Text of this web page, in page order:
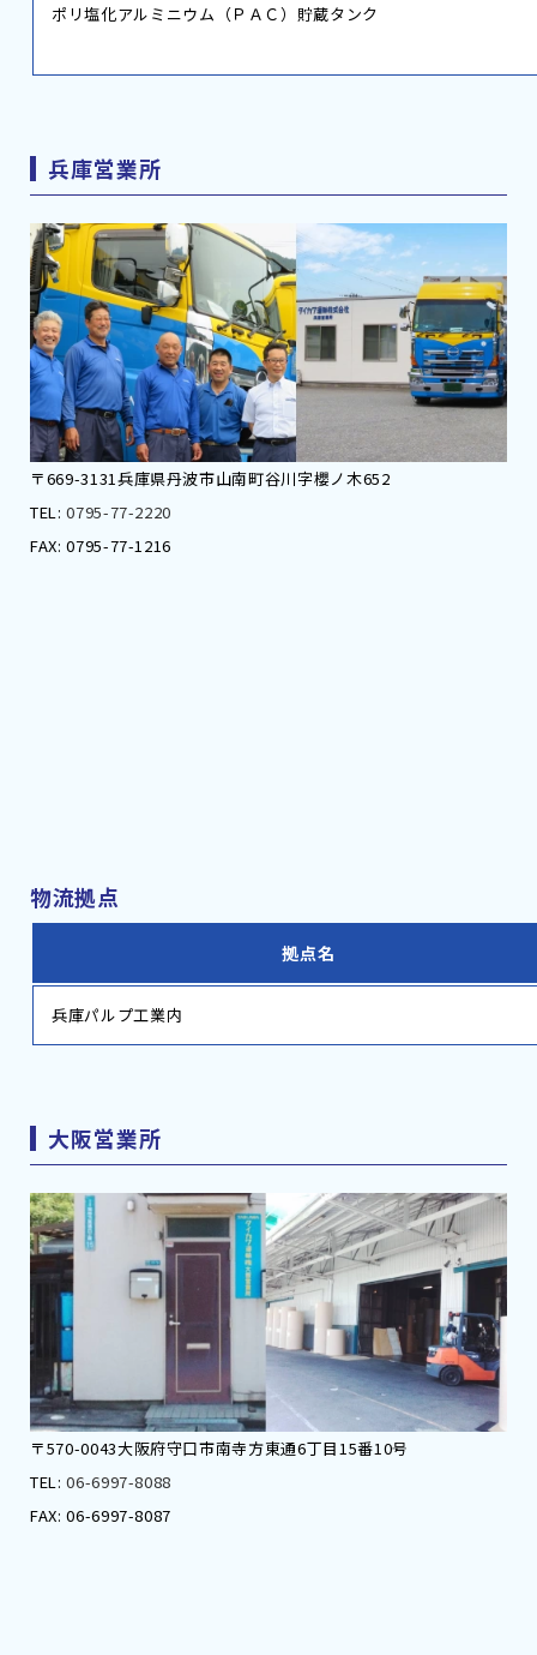
ポリ塩化アルミニウム（ＰＡＣ）貯蔵タンク
兵庫営業所
〒669-3131兵庫県丹波市山南町谷川字櫻ノ木652
TEL:0795-77-2220
FAX: 0795-77-1216
物流拠点
拠点名
兵庫パルプ工業内
大阪営業所
〒570-0043大阪府守口市南寺方東通6丁目15番10号
TEL:06-6997-8088
FAX: 06-6997-8087